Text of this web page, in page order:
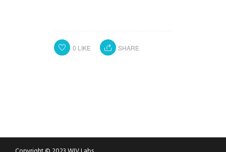
0 LIKE SHARE